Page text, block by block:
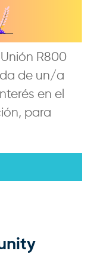
R800
de un/a
en el
para